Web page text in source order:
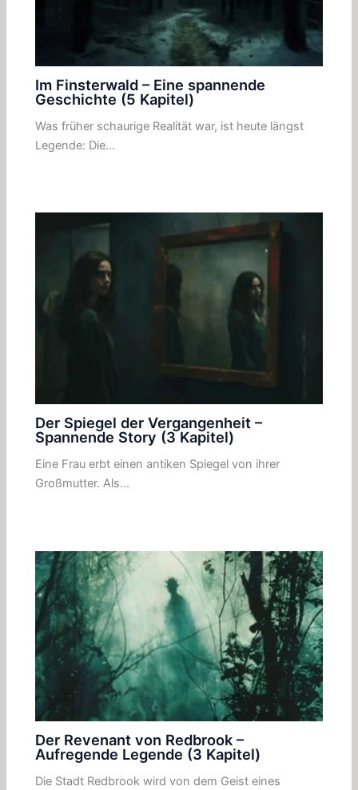
Im Finsterwald – Eine spannende
Geschichte (5 Kapitel)
Was früher schaurige Realität war, ist heute längst
Legende: Die…
Der Spiegel der Vergangenheit –
Spannende Story (3 Kapitel)
Eine Frau erbt einen antiken Spiegel von ihrer
Großmutter. Als…
Der Revenant von Redbrook –
Aufregende Legende (3 Kapitel)
Die Stadt Redbrook wird von dem Geist eines